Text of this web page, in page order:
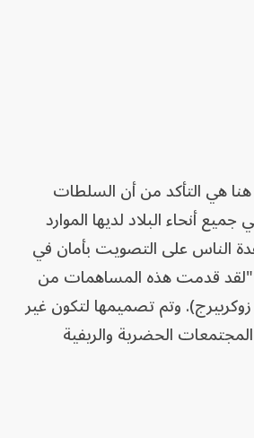
هي التأكد من أن السلطات
جميع أنحاء البلاد لديها الموارد
الناس على التصويت بأمان في
"لقد قدمت هذه المساهمات من
وتم تصميمها لتكون غير
الحضرية والريفية